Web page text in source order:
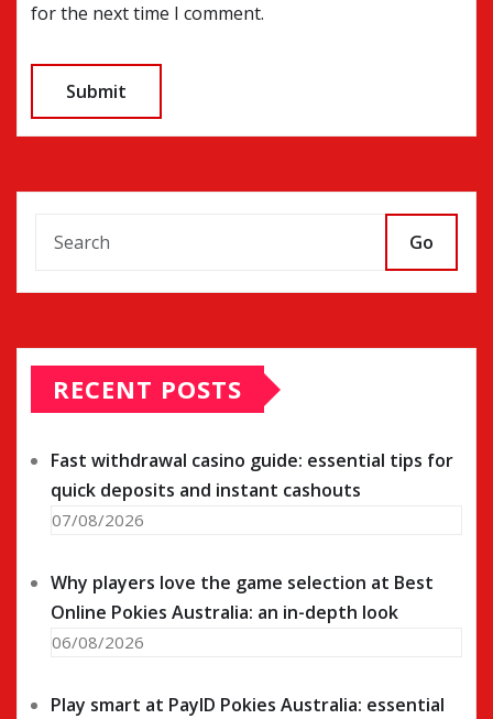
for the next time I comment.
Go
RECENT POSTS
Fast withdrawal casino guide: essential tips for
quick deposits and instant cashouts
07/08/2026
Why players love the game selection at Best
Online Pokies Australia: an in-depth look
06/08/2026
Play smart at PayID Pokies Australia: essential